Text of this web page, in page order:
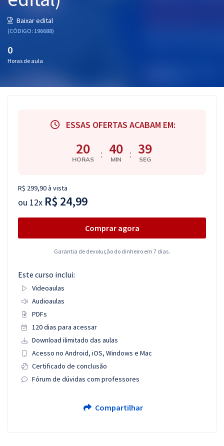
Conteúdo gratuito
Atendimento
Baixar edital
(CÓDIGO: 196688)
0
Horas de aula
ESSAS OFERTAS ACABAM EM:
20
HORAS : 40
MIN : 39
SEG
R$ 299,90 à vista
ou 12x R$ 24,99
Comprar agora
Garantia de devolução do dinheiro em 7 dias.
Este curso inclui:
Videoaulas
Audioaulas
PDFs
120 dias para acessar
Download ilimitado das aulas
Acesso no Android, iOS, Windows e Mac
Certificado de conclusão
Fórum de dúvidas com professores
Compartilhar